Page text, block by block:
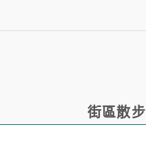
街區散步